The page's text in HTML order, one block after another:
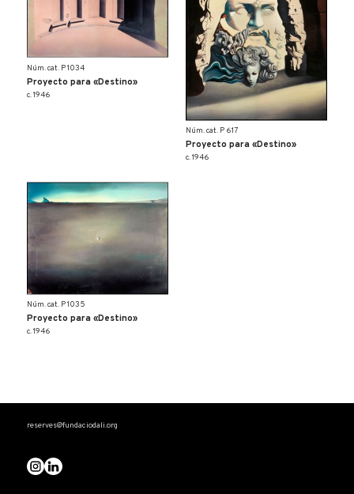
Núm. cat. P 1034
Proyecto para «Destino»
c. 1946
Núm. cat. P 617
Proyecto para «Destino»
c. 1946
Núm. cat. P 1035
Proyecto para «Destino»
c. 1946
reserves@fundaciodali.org